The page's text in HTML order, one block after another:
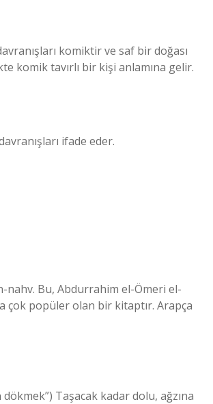
komiktir ve saf bir doğası
komik tavırlı bir kişi anlamına gelir.
ifade eder.
nahv. Bu, Abdurrahim el-Ömeri el-
çok popüler olan bir kitaptır. Arapça
Taşacak kadar dolu, ağzına